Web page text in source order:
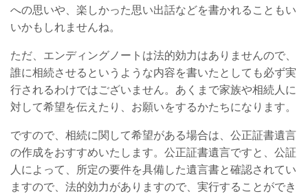
への思いや、楽しかった思い出話などを書かれることもい
いかもしれませんね。
ただ、エンディングノートは法的効力はありませんので、
誰に相続させるというような内容を書いたとしても必ず実
行されるわけではございません。あくまで家族や相続人に
対して希望を伝えたり、お願いをするかたちになります。
ですので、相続に関して希望がある場合は、公正証書遺言
の作成をおすすめいたします。公正証書遺言ですと、公証
人によって、所定の要件を具備した遺言書と確認されてい
ますので、法的効力がありますので、実行することができ